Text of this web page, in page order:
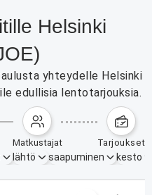
Helsinki
yhteydelle Helsinki
edullisia lentotarjouksia.
matkustajat tarjoukset
lähtö saapuminen
kesto